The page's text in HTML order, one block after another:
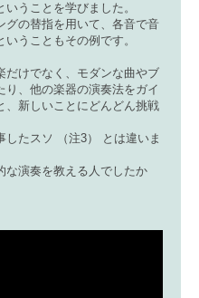
うことを学びました。
グの替指を用いて、各音で音
うこともその例です。
だけでなく、モダンな曲やブ
り、他の楽器の演奏法をガイ
、新しいことにどんどん挑戦
したスソ （注3） とは違いま
な演奏を教える人でしたか